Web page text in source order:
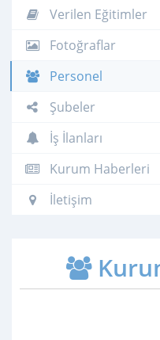
Verilen Eğitimler
Fotoğraflar
Personel
Şubeler
İş İlanları
Kurum Haberleri
İletişim